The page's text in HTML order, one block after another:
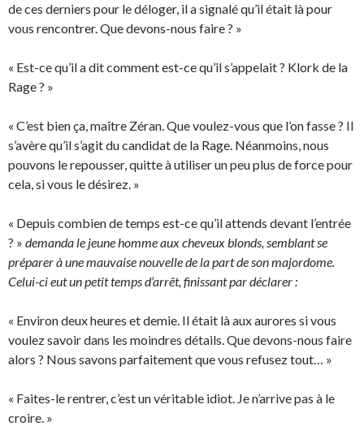
de ces derniers pour le déloger, il a signalé qu’il était là pour
vous rencontrer. Que devons-nous faire ? »
« Est-ce qu’il a dit comment est-ce qu’il s’appelait ? Klork de la
Rage ? »
« C’est bien ça, maître Zéran. Que voulez-vous que l’on fasse ? Il
s’avère qu’il s’agit du candidat de la Rage. Néanmoins, nous
pouvons le repousser, quitte à utiliser un peu plus de force pour
cela, si vous le désirez. »
« Depuis combien de temps est-ce qu’il attends devant l’entrée
? » demanda le jeune homme aux cheveux blonds, semblant se
préparer à une mauvaise nouvelle de la part de son majordome.
Celui-ci eut un petit temps d’arrêt, finissant par déclarer :
« Environ deux heures et demie. Il était là aux aurores si vous
voulez savoir dans les moindres détails. Que devons-nous faire
alors ? Nous savons parfaitement que vous refusez tout… »
« Faites-le rentrer, c’est un véritable idiot. Je n’arrive pas à le
croire. »